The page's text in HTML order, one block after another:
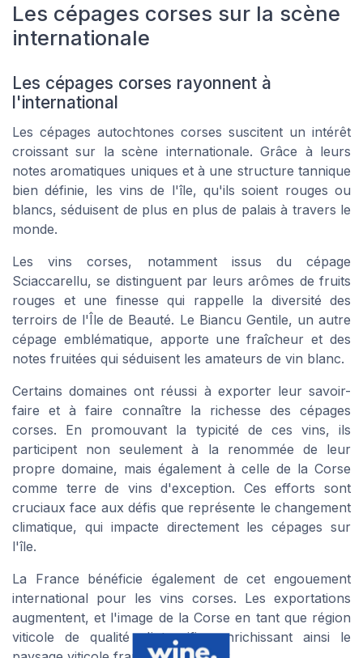
Les cépages corses sur la scène
internationale
Les cépages corses rayonnent à
l'international
Les cépages autochtones corses suscitent un intérêt
croissant sur la scène internationale. Grâce à leurs
notes aromatiques uniques et à une structure tannique
bien définie, les vins de l'île, qu'ils soient rouges ou
blancs, séduisent de plus en plus de palais à travers le
monde.
Les vins corses, notamment issus du cépage
Sciaccarellu, se distinguent par leurs arômes de fruits
rouges et une finesse qui rappelle la diversité des
terroirs de l'Île de Beauté. Le Biancu Gentile, un autre
cépage emblématique, apporte une fraîcheur et des
notes fruitées qui séduisent les amateurs de vin blanc.
Certains domaines ont réussi à exporter leur savoir-
faire et à faire connaître la richesse des cépages
corses. En promouvant la typicité de ces vins, ils
participent non seulement à la renommée de leur
propre domaine, mais également à celle de la Corse
comme terre de vins d'exception. Ces efforts sont
cruciaux face aux défis que représente le changement
climatique, qui impacte directement les cépages sur
l'île.
La France bénéficie également de cet engouement
international pour les vins corses. Les exportations
augmentent, et l'image de la Corse en tant que région
viticole de qualité s'intensifie, enrichissant ainsi le